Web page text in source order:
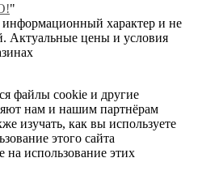
"
характер и не
Актуальные цены и условия
файлы cookie и другие
нам и нашим партнёрам
изучать, как вы используете
этого сайта
на использование этих